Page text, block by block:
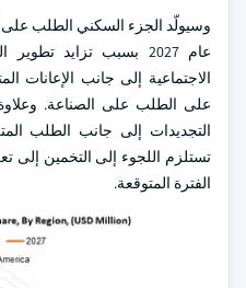
عام 2027 بسبب تزايد
الاجتماعية إلى جانب الإعانات
على الطلب على الصناعة.
التجديدات إلى جانب الطلب
تستلزم اللجوء إلى التخمين إلى
الفترة المتوقعة.